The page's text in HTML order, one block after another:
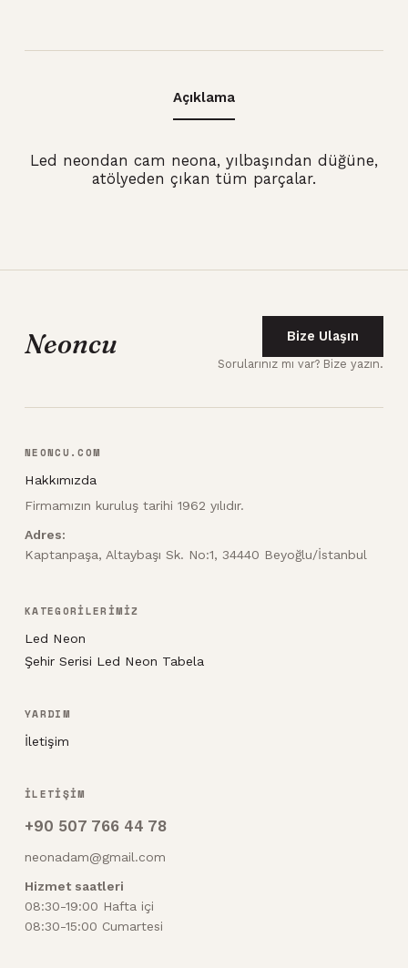
Açıklama
Led neondan cam neona, yılbaşından düğüne,
atölyeden çıkan tüm parçalar.
Neoncu Bize Ulaşın
Sorularınız mı var? Bize yazın.
NEONCU.COM
Hakkımızda
Firmamızın kuruluş tarihi 1962 yılıdır.
Adres:
Kaptanpaşa, Altaybaşı Sk. No:1, 34440 Beyoğlu/İstanbul
KATEGORİLERİMİZ
Led Neon
Şehir Serisi Led Neon Tabela
YARDIM
İletişim
İLETİŞİM
+90 507 766 44 78
neonadam@gmail.com
Hizmet saatleri
08:30-19:00 Hafta içi
08:30-15:00 Cumartesi